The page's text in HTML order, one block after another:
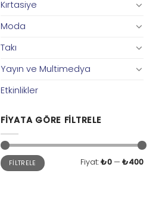
Kırtasiye
Moda
Takı
Yayın ve Multimedya
Etkinlikler
FIYATA GÖRE FILTRELE
En
düşük
fiyat
En
yüksek
fiyat
FILTRELE Fiyat:₺0— ₺400